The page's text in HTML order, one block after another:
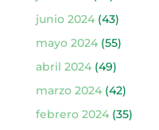
junio 2024(43)
mayo 2024(55)
abril 2024(49)
marzo 2024(42)
febrero 2024(35)